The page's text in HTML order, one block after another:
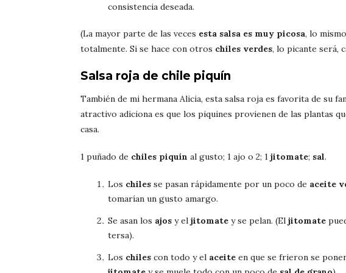
consistencia deseada.
(La mayor parte de las veces esta salsa es muy picosa, lo
totalmente. Si se hace con otros chiles verdes, lo picante será,
Salsa roja de chile piquín
También de mi hermana Alicia, esta salsa roja es favorita de su
atractivo adiciona es que los piquines provienen de las plantas
casa.
1 puñado de chiles piquín al gusto; 1 ajo o 2; 1 jitomate; sal.
Los chiles se pasan rápidamente por un poco de aceite
tomarían un gusto amargo.
Se asan los ajos y el jitomate y se pelan. (El jitomate
tersa).
Los chiles con todo y el aceite en que se frieron se